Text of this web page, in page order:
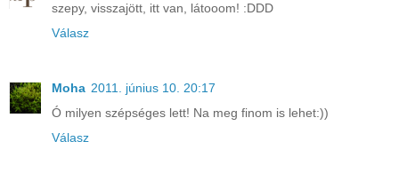
szepy, visszajött, itt van, látooom! :DDD
Válasz
Moha 2011. június 10. 20:17
Ó milyen szépséges lett! Na meg finom is lehet:))
Válasz